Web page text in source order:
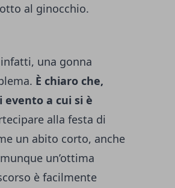
al ginocchio.
una gonna
È chiaro che,
a cui si è
alla festa di
un abito corto, anche
un’ottima
è facilmente